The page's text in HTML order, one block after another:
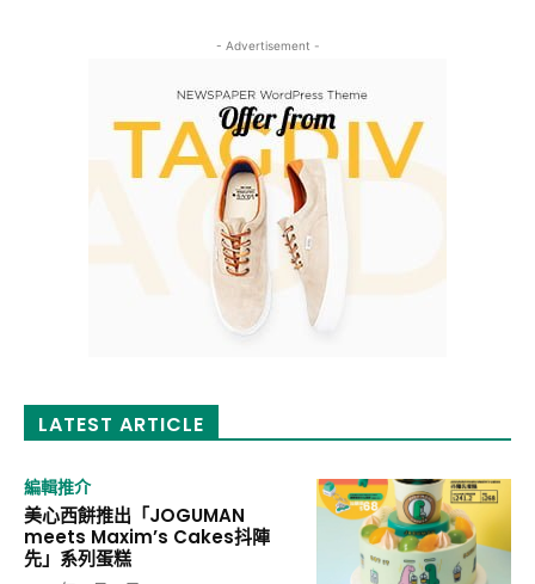
- Advertisement -
LATEST ARTICLE
編輯推介
美心西餅推出「JOGUMAN
meets Maxim’s Cakes抖陣
先」系列蛋糕